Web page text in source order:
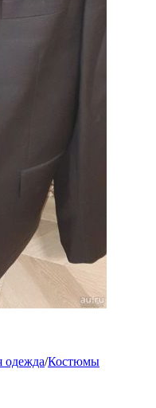
одежда/Костюмы